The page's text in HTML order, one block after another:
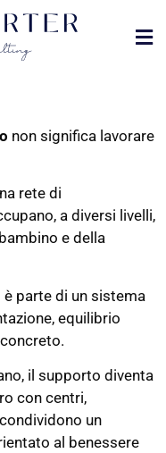
non significa lavorare
rete di
a diversi livelli,
e della
parte di un sistema
equilibrio
il supporto diventa
con centri,
un
al benessere